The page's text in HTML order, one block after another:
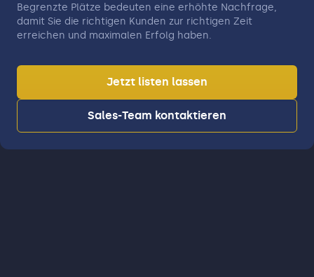
Begrenzte Plätze bedeuten eine erhöhte Nachfrage,
damit Sie die richtigen Kunden zur richtigen Zeit
erreichen und maximalen Erfolg haben.
Jetzt listen lassen
Sales-Team kontaktieren